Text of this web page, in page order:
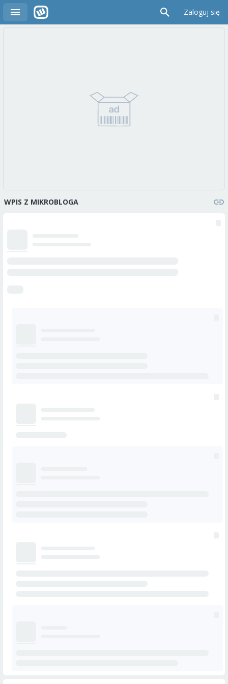
Zaloguj się
WPIS Z MIKROBLOGA